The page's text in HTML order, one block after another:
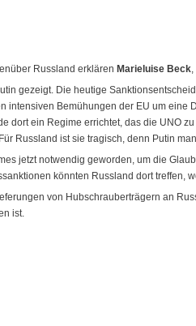
Russland erklären Marieluise Beck
gezeigt. Die heutige
intensiven Bemühungen der EU um
dort ein Regime errichtet, das die UNO
Russland ist sie tragisch, denn Putin
jetzt notwendig geworden, um die
könnten Russland dort treffen,
von Hubschrauberträgern an
ist.